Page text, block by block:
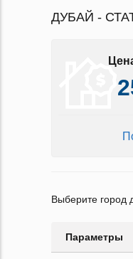
ДУБАЙ -
Выберите город
Параметры